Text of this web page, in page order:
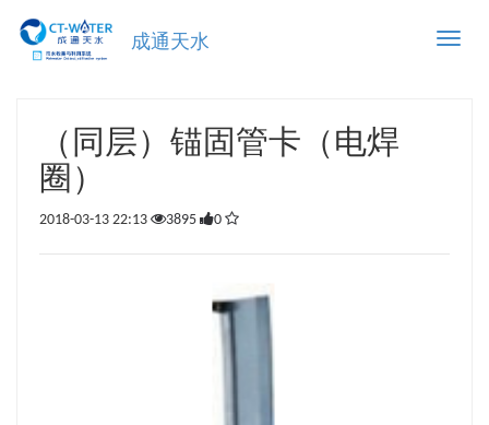
Toggle
成通天水
（同层）锚固管卡（电焊
圈）
2018-03-13 22:13 3895 0